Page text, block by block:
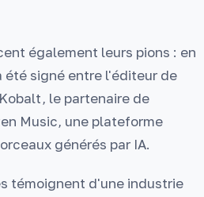
également leurs pions : en
été signé entre l'éditeur de
le partenaire de
Music, une plateforme
générés par IA.
témoignent d'une industrie